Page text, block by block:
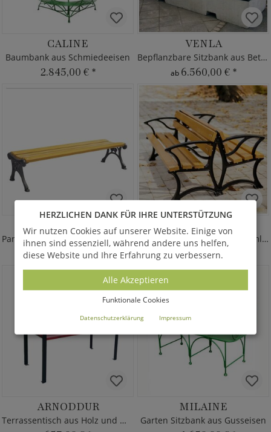
CALINE
Baumbank aus Schmiedeeisen
2.845,00 € *
VENLA
Bepflanzbare Sitzbank aus Beton
ab 6.560,00 € *
FRIDJOF
Parkbank ohne Arm- & Rückenlehne
1.140,00 €*
EIRIK
Doppelte Gartenbank mit Armlehne
1.668,00 €
ARNODDUR
Terrassentisch aus Holz und Metall
MILAINE
Garten Sitzbank aus Gusseisen
HERZLICHEN DANK FÜR IHRE UNTERSTÜTZUNG
Wir nutzen Cookies auf unserer Website. Einige von
ihnen sind essenziell, während andere uns helfen,
diese Website und Ihre Erfahrung zu verbessern.
Alle Akzeptieren
Funktionale Cookies
Datenschutzerklärung Impressum